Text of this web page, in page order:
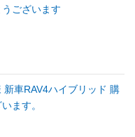
ございます
新車RAV4ハイブリッド 購
ます。